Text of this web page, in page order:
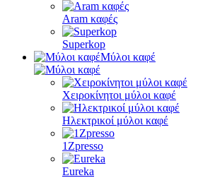
Aram καφές
Superkop
Μύλοι καφέ
Χειροκίνητοι μύλοι καφέ
Ηλεκτρικοί μύλοι καφέ
1Zpresso
Eureka